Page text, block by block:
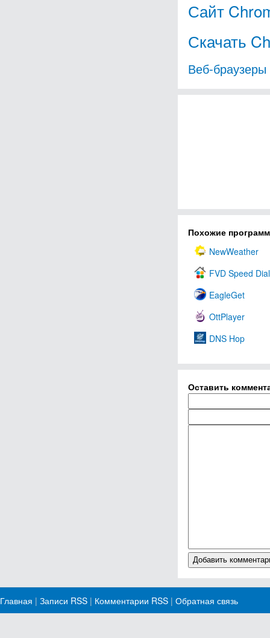
Сайт
Скачать
Веб-браузеры
Похожие
NewWeather
FVD Speed Dial
EagleGet
OttPlayer
DNS Hop
Оставить
Главная | Записи RSS | Комментарии RSS | Обратная связь